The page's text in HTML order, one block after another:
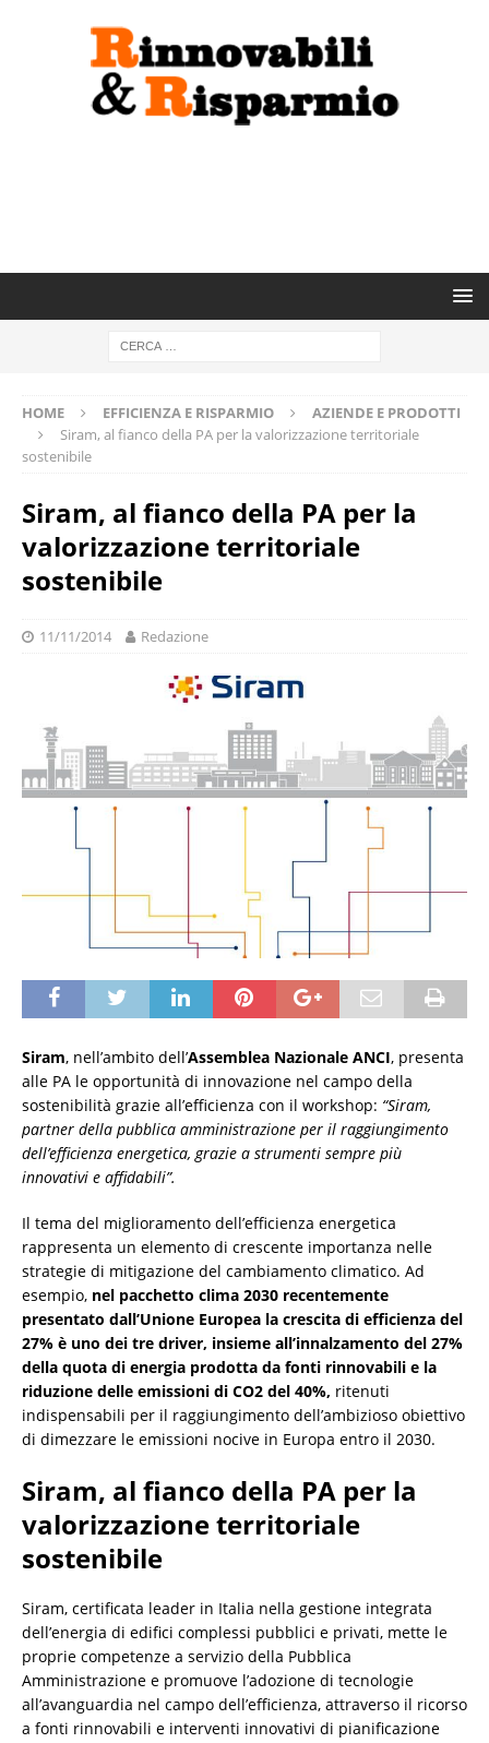
HOME EFFICIENZA E RISPARMIO
AZIENDE E PRODOTTI
Siram, al fianco della PA per la valorizzazione territoriale
sostenibile
Siram, al fianco della PA per la
valorizzazione territoriale
sostenibile
11/11/2014 Redazione
Siram, nell’ambito dell’Assemblea Nazionale ANCI, presenta
alle PA le opportunità di innovazione nel campo della
sostenibilità grazie all’efficienza con il workshop: “Siram,
partner della pubblica amministrazione per il raggiungimento
dell’efficienza energetica, grazie a strumenti sempre più
innovativi e affidabili”.
Il tema del miglioramento dell’efficienza energetica
rappresenta un elemento di crescente importanza nelle
strategie di mitigazione del cambiamento climatico. Ad
esempio, nel pacchetto clima 2030 recentemente
presentato dall’Unione Europea la crescita di efficienza del
27% è uno dei tre driver, insieme all’innalzamento del 27%
della quota di energia prodotta da fonti rinnovabili e la
riduzione delle emissioni di CO2 del 40%, ritenuti
indispensabili per il raggiungimento dell’ambizioso obiettivo
di dimezzare le emissioni nocive in Europa entro il 2030.
Siram, al fianco della PA per la
valorizzazione territoriale
sostenibile
Siram, certificata leader in Italia nella gestione integrata
dell’energia di edifici complessi pubblici e privati, mette le
proprie competenze a servizio della Pubblica
Amministrazione e promuove l’adozione di tecnologie
all’avanguardia nel campo dell’efficienza, attraverso il ricorso
a fonti rinnovabili e interventi innovativi di pianificazione